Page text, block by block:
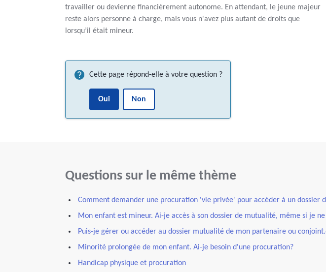
travailler ou devienne financièrement autonome. En attendant, le jeune majeur
reste alors personne à charge, mais vous n'avez plus autant de droits que
lorsqu’il était mineur.
Cette page répond-elle à votre question ?
Oui Non
Questions sur le même thème
Comment demander une procuration 'vie privée' pour accéder à un dossier
Mon enfant est mineur. Ai-je accès à son dossier de mutualité, même si je
Puis-je gérer ou accéder au dossier mutualité de mon partenaire ou
Minorité prolongée de mon enfant. Ai-je besoin d'une procuration?
Handicap physique et procuration